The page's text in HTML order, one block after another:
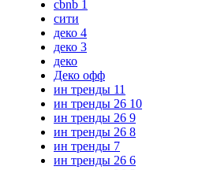
cbnb 1
сити
деко 4
деко 3
деко
Деко офф
ин тренды 11
ин тренды 26 10
ин тренды 26 9
ин тренды 26 8
ин тренды 7
ин тренды 26 6